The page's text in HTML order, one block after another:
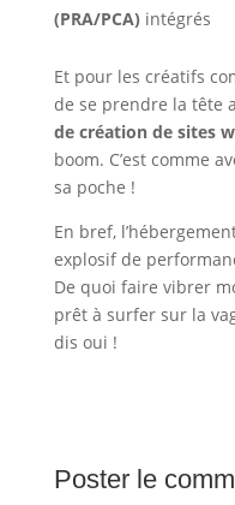
(PRA/PCA) intégrés
Et pour les créatifs
de se prendre la tête
de création de sites
boom. C’est comme
sa poche !
En bref,
explosif de
De quoi faire vibrer
prêt à surfer sur la
dis oui !
Poster le